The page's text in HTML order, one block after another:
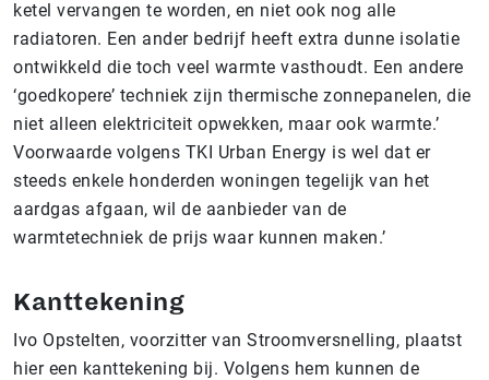
ketel vervangen te worden, en niet ook nog alle
radiatoren. Een ander bedrijf heeft extra dunne isolatie
ontwikkeld die toch veel warmte vasthoudt. Een andere
‘goedkopere’ techniek zijn thermische zonnepanelen, die
niet alleen elektriciteit opwekken, maar ook warmte.’
Voorwaarde volgens TKI Urban Energy is wel dat er
steeds enkele honderden woningen tegelijk van het
aardgas afgaan, wil de aanbieder van de
warmtetechniek de prijs waar kunnen maken.’
Kanttekening
Ivo Opstelten, voorzitter van Stroomversnelling, plaatst
hier een kanttekening bij. Volgens hem kunnen de